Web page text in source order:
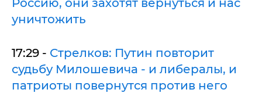
Россию, они захотят вернуться и нас
уничтожить
17:29 - Стрелков: Путин повторит
судьбу Милошевича - и либералы, и
патриоты повернутся против него